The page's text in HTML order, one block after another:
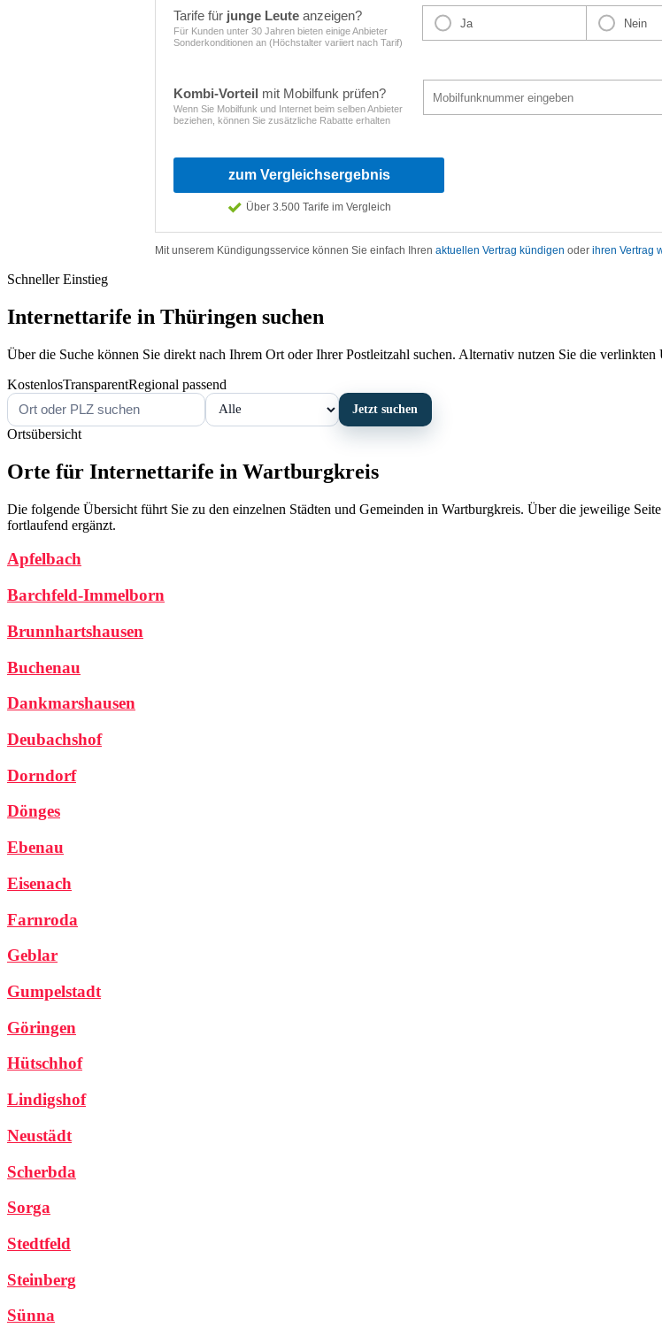
Schneller Einstieg
Internettarife in Thüringen suchen
Über die Suche können Sie direkt nach Ihrem Ort oder Ihrer Postleitzahl suchen. Alternativ nutzen Sie die verlinkten
KostenlosTransparentRegional passend
Jetzt suchen
Ortsübersicht
Orte für Internettarife in Wartburgkreis
Die folgende Übersicht führt Sie zu den einzelnen Städten und Gemeinden in Wartburgkreis. Über die jeweilige
fortlaufend ergänzt.
Apfelbach
Barchfeld-Immelborn
Brunnhartshausen
Buchenau
Dankmarshausen
Deubachshof
Dorndorf
Dönges
Ebenau
Eisenach
Farnroda
Geblar
Gumpelstadt
Göringen
Hütschhof
Lindigshof
Neustädt
Scherbda
Sorga
Stedtfeld
Steinberg
Sünna